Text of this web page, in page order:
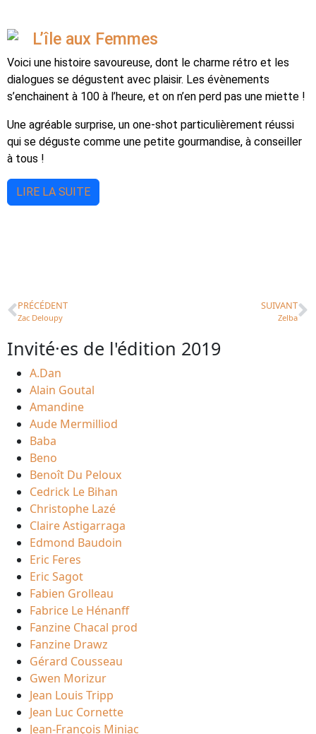
L’île aux Femmes
Voici une histoire savoureuse, dont le charme rétro et les
dialogues se dégustent avec plaisir. Les évènements
s’enchainent à 100 à l’heure, et on n’en perd pas une miette !
Une agréable surprise, un one-shot particulièrement réussi
qui se déguste comme une petite gourmandise, à conseiller
à tous !
LIRE LA SUITE
PRÉCÉDENT
Zac Deloupy
SUIVANT
Zelba
Invité·es de l'édition 2019
A.Dan
Alain Goutal
Amandine
Aude Mermilliod
Baba
Beno
Benoît Du Peloux
Cedrick Le Bihan
Christophe Lazé
Claire Astigarraga
Edmond Baudoin
Eric Feres
Eric Sagot
Fabien Grolleau
Fabrice Le Hénanff
Fanzine Chacal prod
Fanzine Drawz
Gérard Cousseau
Gwen Morizur
Jean Louis Tripp
Jean Luc Cornette
Jean-François Miniac